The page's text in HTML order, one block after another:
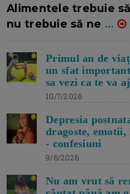
Alimentele trebuie
nu trebuie să ne ...
Primul an de
un sfat
sa vezi ca te va
10/7/2026
Depresia
dragoste, emotii,
- confesiuni
9/6/2026
Nu am vrut să